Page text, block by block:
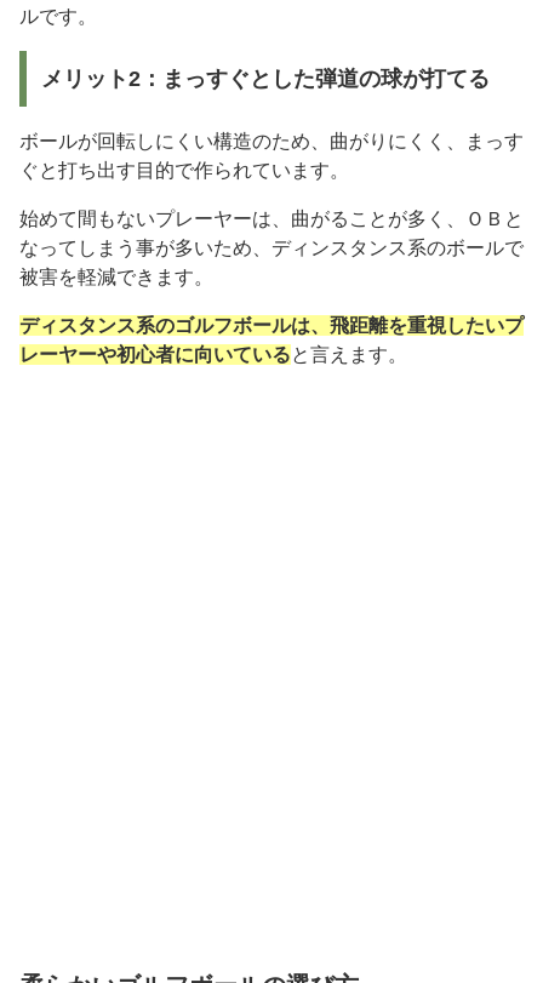
ルです。
メリット2：まっすぐとした弾道の球が打てる
ボールが回転しにくい構造のため、曲がりにくく、まっす
ぐと打ち出す目的で作られています。
始めて間もないプレーヤーは、曲がることが多く、ＯＢと
なってしまう事が多いため、ディンスタンス系のボールで
被害を軽減できます。
ディスタンス系のゴルフボールは、飛距離を重視したいプ
レーヤーや初心者に向いていると言えます。